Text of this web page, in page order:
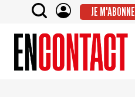
JE M'ABONNE